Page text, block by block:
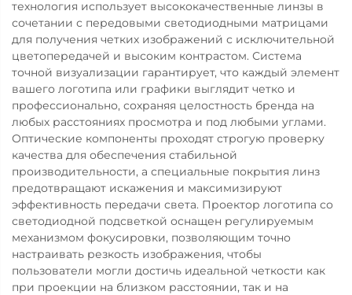
технология использует высококачественные линзы в
сочетании с передовыми светодиодными матрицами
для получения четких изображений с исключительной
цветопередачей и высоким контрастом. Система
точной визуализации гарантирует, что каждый элемент
вашего логотипа или графики выглядит четко и
профессионально, сохраняя целостность бренда на
любых расстояниях просмотра и под любыми углами.
Оптические компоненты проходят строгую проверку
качества для обеспечения стабильной
производительности, а специальные покрытия линз
предотвращают искажения и максимизируют
эффективность передачи света. Проектор логотипа со
светодиодной подсветкой оснащен регулируемым
механизмом фокусировки, позволяющим точно
настраивать резкость изображения, чтобы
пользователи могли достичь идеальной четкости как
при проекции на близком расстоянии, так и на